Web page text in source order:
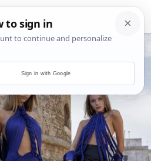
Sign in with Google